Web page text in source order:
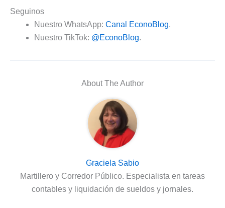
Seguinos
Nuestro WhatsApp: Canal EconoBlog.
Nuestro TikTok: @EconoBlog.
About The Author
Graciela Sabio
Martillero y Corredor Público. Especialista en tareas
contables y liquidación de sueldos y jornales.